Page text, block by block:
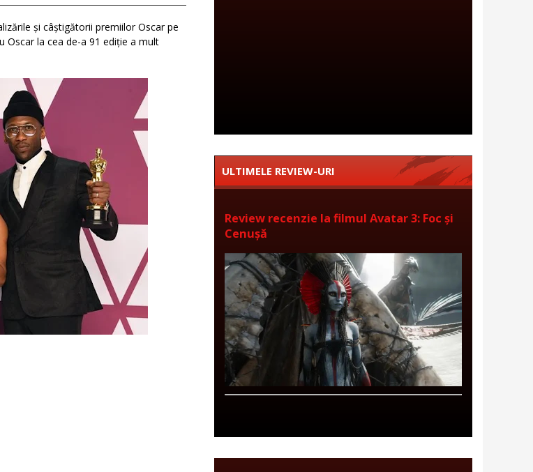
și câștigătorii premiilor Oscar pe
Oscar la cea de-a 91 ediție a mult
ULTIMELE REVIEW-URI
Review recenzie la filmul Avatar 3: Foc și
Cenușă